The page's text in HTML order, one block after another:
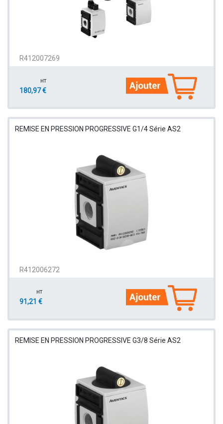
R412007269
HT
180,97 €
REMISE EN PRESSION PROGRESSIVE G1/4 Série AS2
R412006272
HT
91,21 €
REMISE EN PRESSION PROGRESSIVE G3/8 Série AS2